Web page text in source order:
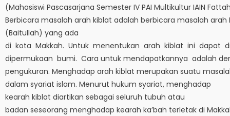
(Mahasiswi Pascasarjana Semester IV PAI Multikultur IAIN
Berbicara masalah arah kiblat adalah berbicara masalah arah
(Baitullah) yang ada
di kota Makkah. Untuk menentukan arah kiblat ini dapat
dipermukaan bumi. Cara untuk mendapatkannya adalah
pengukuran. Menghadap arah kiblat merupakan suatu
dalam syariat islam. Menurut hukum syariat, menghadap
kearah kiblat diartikan sebagai seluruh tubuh atau
badan seseorang menghadap kearah ka’bah terletak di